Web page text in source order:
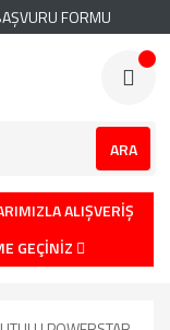
FORMU
ARA
ALIŞVERİŞ
GEÇİNİZ